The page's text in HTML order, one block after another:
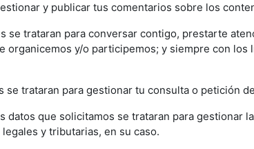
y publicar tus comentarios sobre los
se trataran para conversar contigo, prestarte
y/o participemos; y siempre con
trataran para gestionar tu consulta o petición
que solicitamos se trataran para gestionar
y tributarias, en su caso.